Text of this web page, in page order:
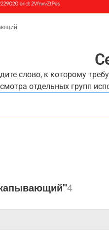
слово, к которому
отдельных групп
4